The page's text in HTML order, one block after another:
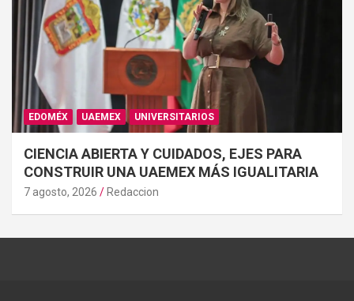
EDOMÉX UAEMEX UNIVERSITARIOS
CIENCIA ABIERTA Y CUIDADOS, EJES PARA
CONSTRUIR UNA UAEMEX MÁS IGUALITARIA
7 agosto, 2026 Redaccion